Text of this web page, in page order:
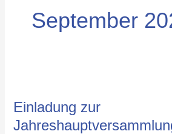
September
Einladung zur
Jahreshauptversammlung
des